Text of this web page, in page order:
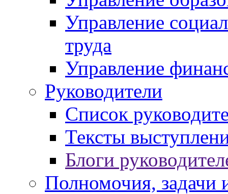
Управление
труда
Управление
Руководители
Список
Тексты
Блоги
Полномочия, задачи